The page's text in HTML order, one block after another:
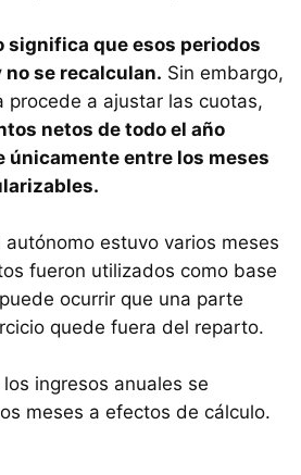
significa que esos periodos
se recalculan. Sin embargo,
procede a ajustar las cuotas,
netos de todo el año
únicamente entre los meses
estuvo varios meses
fueron utilizados como base
ocurrir que una parte
quede fuera del reparto.
ingresos anuales se
meses a efectos de cálculo.